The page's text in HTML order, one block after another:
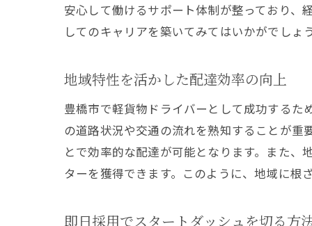
安心して働けるサポート体制が整っており、
してのキャリアを築いてみてはいかがでしょ
地域特性を活かした配達効率の向上
豊橋市で軽貨物ドライバーとして成功する
の道路状況や交通の流れを熟知することが
とで効率的な配達が可能となります。また
ターを獲得できます。このように、地域に根
即日採用でスタートダッシュを切る方